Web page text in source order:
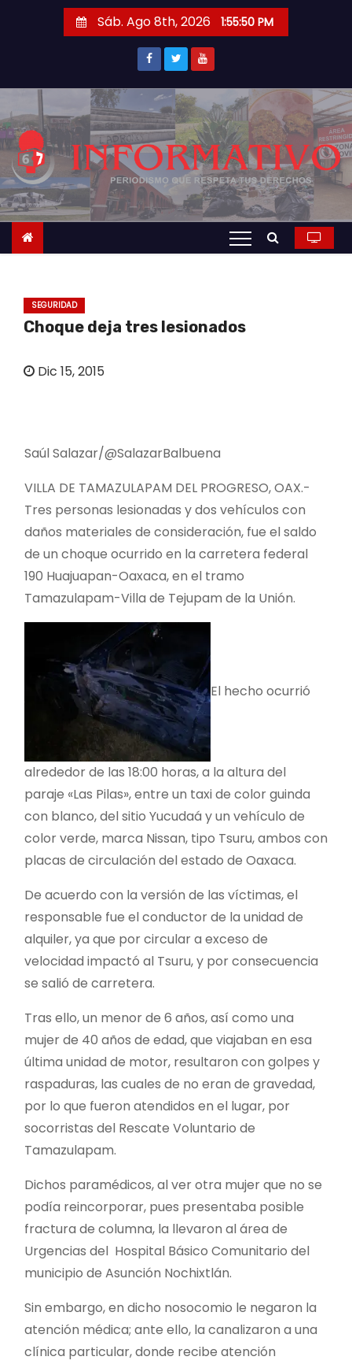
r
a
c
o
t
Sáb. Ago 8th, 2026 1:55:50 PM
SEGURIDAD
Choque deja tres lesionados
Dic 15, 2015
Saúl Salazar/@SalazarBalbuena
VILLA DE TAMAZULAPAM DEL PROGRESO, OAX.-
Tres personas lesionadas y dos vehículos con
daños materiales de consideración, fue el saldo
de un choque ocurrido en la carretera federal
190 Huajuapan-Oaxaca, en el tramo
Tamazulapam-Villa de Tejupam de la Unión.
El hecho ocurrió
alrededor de las 18:00 horas, a la altura del
paraje «Las Pilas», entre un taxi de color guinda
con blanco, del sitio Yucudaá y un vehículo de
color verde, marca Nissan, tipo Tsuru, ambos con
placas de circulación del estado de Oaxaca.
De acuerdo con la versión de las víctimas, el
responsable fue el conductor de la unidad de
alquiler, ya que por circular a exceso de
velocidad impactó al Tsuru, y por consecuencia
se salió de carretera.
Tras ello, un menor de 6 años, así como una
mujer de 40 años de edad, que viajaban en esa
última unidad de motor, resultaron con golpes y
raspaduras, las cuales de no eran de gravedad,
por lo que fueron atendidos en el lugar, por
socorristas del Rescate Voluntario de
Tamazulapam.
Dichos paramédicos, al ver otra mujer que no se
podía reincorporar, pues presentaba posible
fractura de columna, la llevaron al área de
Urgencias del Hospital Básico Comunitario del
municipio de Asunción Nochixtlán.
Sin embargo, en dicho nosocomio le negaron la
atención médica; ante ello, la canalizaron a una
clínica particular, donde recibe atención